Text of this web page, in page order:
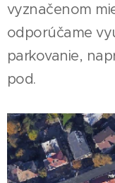
vyznačenom
odporúčame
parkovanie,
pod.